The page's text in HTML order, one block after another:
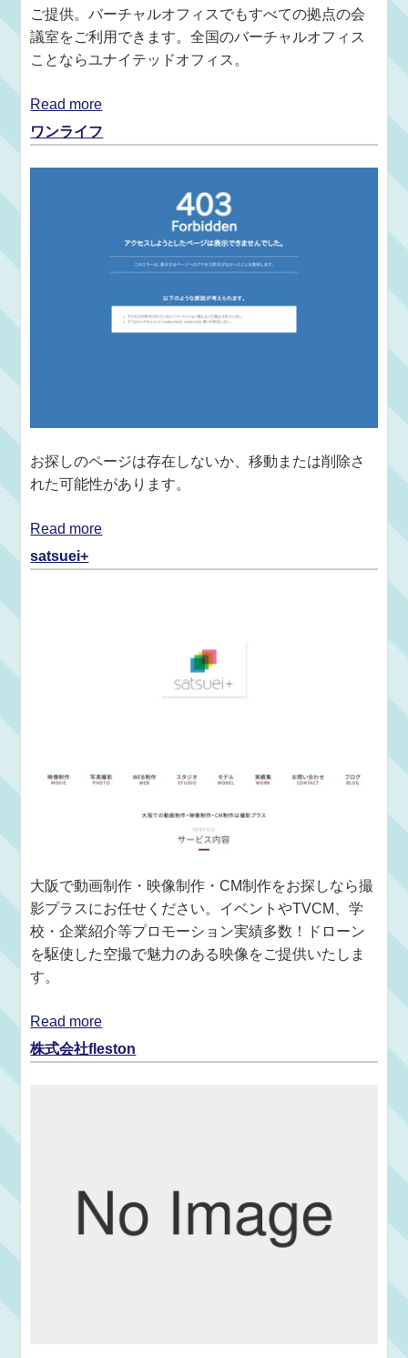
ご提供。バーチャルオフィスでもすべての拠点の会
議室をご利用できます。全国のバーチャルオフィス
ことならユナイテッドオフィス。
Read more
ワンライフ
お探しのページは存在しないか、移動または削除さ
れた可能性があります。
Read more
satsuei+
大阪で動画制作・映像制作・CM制作をお探しなら撮
影プラスにお任せください。イベントやTVCM、学
校・企業紹介等プロモーション実績多数！ドローン
を駆使した空撮で魅力のある映像をご提供いたしま
す。
Read more
株式会社fleston